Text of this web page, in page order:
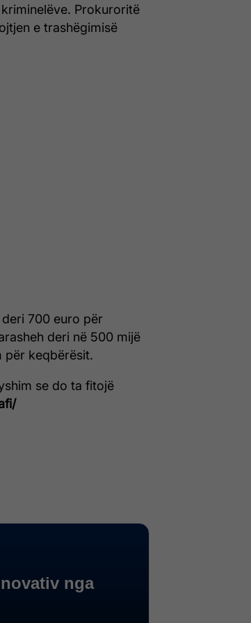
Prokuroritë
e trashëgimisë
700 euro për
deri në 500 mijë
për keqbërësit.
se do ta fitojë